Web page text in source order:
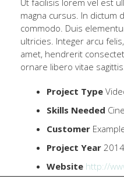
magna cursus. In dictum
commodo. Duis
ultricies. Integer arcu
amet, hendrerit
ornare libero vitae
Project Type
Skills Needed
Customer
Project Year 2014
Website http://